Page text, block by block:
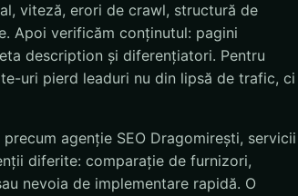
viteză, erori de crawl, structură de
Apoi verificăm conținutul: pagini
description și diferențiatori. Pentru
uri pierd leaduri nu din lipsă de trafic, ci
agenție SEO Dragomirești, servicii
diferite: comparație de furnizori,
nevoia de implementare rapidă. O